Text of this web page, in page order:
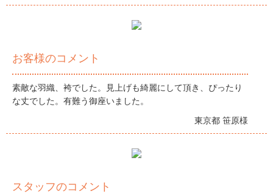
お客様のコメント
素敵な羽織、袴でした。見上げも綺麗にして頂き、ぴったり
な丈でした。有難う御座いました。
東京都 笹原様
スタッフのコメント